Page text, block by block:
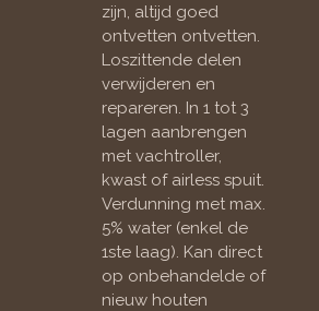
zijn, altijd goed
ontvetten ontvetten.
Loszittende delen
verwijderen en
repareren. In 1 tot 3
lagen aanbrengen
met vachtroller,
kwast of airless spuit.
Verdunning met max.
5% water (enkel de
1ste laag). Kan direct
op onbehandelde of
nieuw houten